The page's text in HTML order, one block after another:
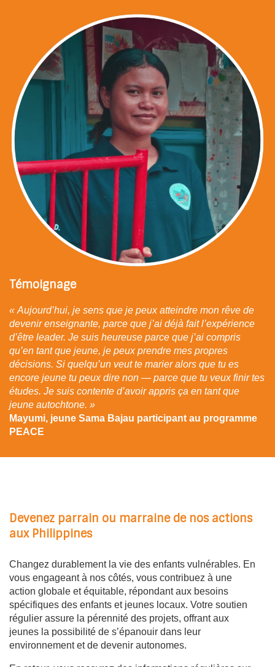
Bahay Tuluyan (BT) ;
Kanlungan sa Erma Ministry (KSEM) ;
Child Hope Philippines (CHAP).
Partenaires institutionnels :
Le Conseil de barangay pour la protection de
Le Conseil pour la protection sociale des enfants ;
Le Comité National sur la Participation des Enfants
et des Jeunes du Conseil pour la protection sociale
des enfants ;
Le Conseil Local pour la Protection de l’Enfance ;
La Coalition de la Société Civile pour la Convention
Relative aux Droits de l’Enfant ;
Le Réseau des Droits de l’Enfant ;
Le Réseau des Débiteurs d’Obligations de Manille ;
Le Réseaux des Educateurs de rue.
Partenaire financier
L’AFD.
Témoignage
« Aujourd’hui, je sens que je peux atteindre mon rêve de
devenir enseignante, parce que j’ai déjà fait l’expérience
d’être leader. Je suis heureuse parce que j’ai compris
qu’en tant que jeune, je peux prendre mes propres
décisions. Si quelqu’un veutte marier alors que tu es
encore jeune tu peux dire non — parce que tu veux finir tes
études. Je suis contente d’avoir appris ça en tant que
jeune autochtone. »
Mayumi, jeune Sama Bajau participant au programme
PEACE
Devenez parrain ou marraine de nos actions
aux Philippines
Changez durablement la vie des enfants vulnérables. En
vous engageant à nos côtés, vous contribuez à une
action globale et équitable, répondant aux besoins
spécifiques des enfants et jeunes locaux. Votre soutien
régulier assure la pérennité des projets, offrant aux
jeunes la possibilité de s’épanouir dans leur
environnement et de devenir autonomes.